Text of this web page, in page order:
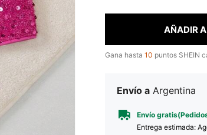
AÑADIR
Gana hasta 10 puntos SHEIN
Envío a Argentina
Envío
Entrega estimada: